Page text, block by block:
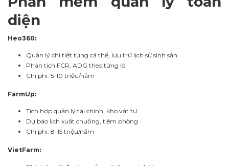
diện
Heo360:
Quản lý chi tiết từng cá thể, lưu trữ lịch sử sinh sản
Phân tích FCR, ADG theo từng lô
Chi phí: 5-10 triệu/năm
FarmUp:
Tích hợp quản lý tài chính, kho vật tư
Dự báo lịch xuất chuồng, tiêm phòng
Chi phí: 8-15 triệu/năm
VietFarm: